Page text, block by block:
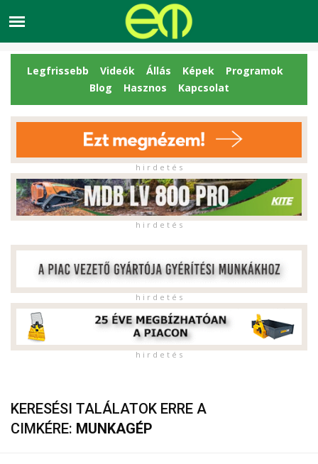
Legfrissebb Videók Állás Képek
Programok
Blog
Hasznos Kapcsolat
h i r d e t é s
h i r d e t é s
h i r d e t é s
h i r d e t é s
KERESÉSI TALÁLATOK ERRE A
CIMKÉRE: MUNKAGÉP